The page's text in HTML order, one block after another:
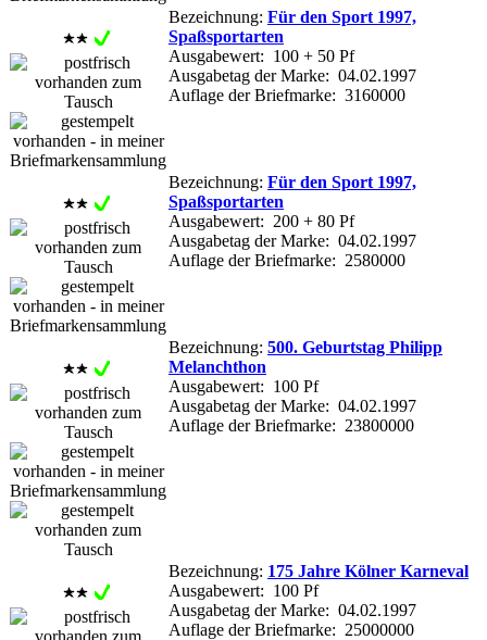
Bezeichnung: Für den Sport 1997,
Spaßsportarten
Ausgabewert: 100 + 50 Pf
Ausgabetag der Marke: 04.02.1997
Auflage der Briefmarke: 3160000
Bezeichnung: Für den Sport 1997,
Spaßsportarten
Ausgabewert: 200 + 80 Pf
Ausgabetag der Marke: 04.02.1997
Auflage der Briefmarke: 2580000
Bezeichnung: 500. Geburtstag Philipp
Melanchthon
Ausgabewert: 100 Pf
Ausgabetag der Marke: 04.02.1997
Auflage der Briefmarke: 23800000
Bezeichnung: 175 Jahre Kölner Karneval
Ausgabewert: 100 Pf
Ausgabetag der Marke: 04.02.1997
Auflage der Briefmarke: 25000000